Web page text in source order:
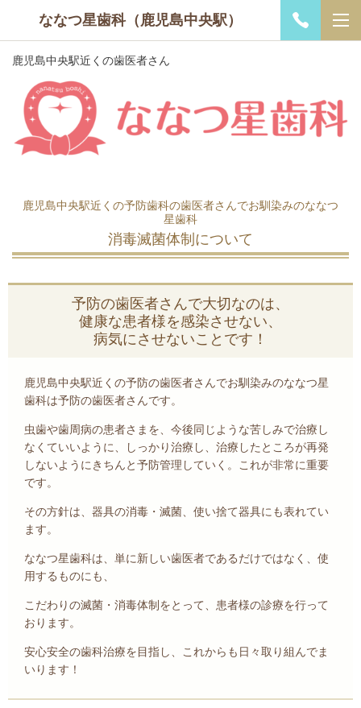
ななつ星歯科（鹿児島中央駅）
鹿児島中央駅近くの歯医者さん
鹿児島中央駅近くの予防歯科の歯医者さんでお馴染みのななつ
星歯科
消毒滅菌体制について
予防の歯医者さんで大切なのは、
健康な患者様を感染させない、
病気にさせないことです！
鹿児島中央駅近くの予防の歯医者さんでお馴染みのななつ星
歯科は予防の歯医者さんです。
虫歯や歯周病の患者さまを、今後同じような苦しみで治療し
なくていいように、しっかり治療し、治療したところが再発
しないようにきちんと予防管理していく。これが非常に重要
です。
その方針は、器具の消毒・滅菌、使い捨て器具にも表れてい
ます。
ななつ星歯科は、単に新しい歯医者であるだけではなく、使
用するものにも、
こだわりの滅菌・消毒体制をとって、患者様の診療を行って
おります。
安心安全の歯科治療を目指し、これからも日々取り組んでま
いります！